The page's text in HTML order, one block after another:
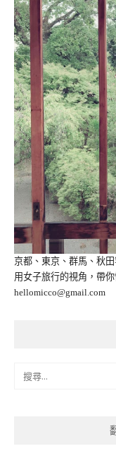
京都、東京、群馬、秋
用女子旅行的視角，帶
hellomicco@gmail.com